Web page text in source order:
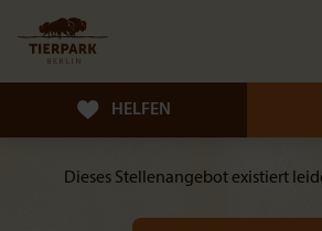
HELFEN
Dieses Stellenangebot existiert